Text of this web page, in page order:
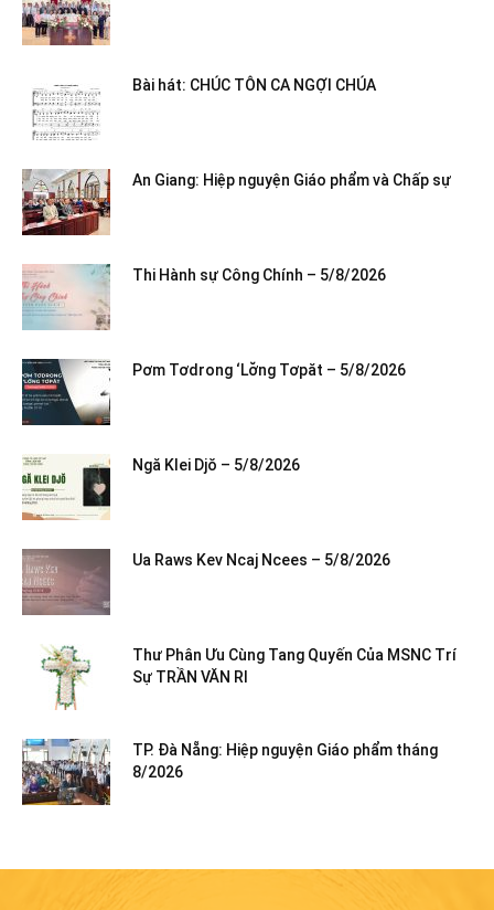
Bài hát: CHÚC TÔN CA NGỢI CHÚA
An Giang: Hiệp nguyện Giáo phẩm và Chấp sự
Thi Hành sự Công Chính – 5/8/2026
Pơm Tơdrong ‘Lơ̆ng Tơpăt – 5/8/2026
Ngă Klei Djŏ – 5/8/2026
Ua Raws Kev Ncaj Ncees – 5/8/2026
Thư Phân Ưu Cùng Tang Quyến Của MSNC Trí
Sự TRẦN VĂN RI
TP. Đà Nẵng: Hiệp nguyện Giáo phẩm tháng
8/2026